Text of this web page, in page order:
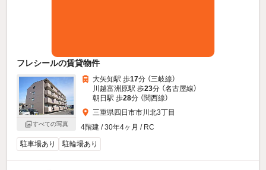
フレシールの賃貸物件
すべての写真
大矢知駅 歩17分 （三岐線）
川越富洲原駅 歩23分 （名古屋線）
朝日駅 歩28分 （関西線）
三重県四日市市川北3丁目
4階建 / 30年4ヶ月 / RC
駐車場あり
駐輪場あり